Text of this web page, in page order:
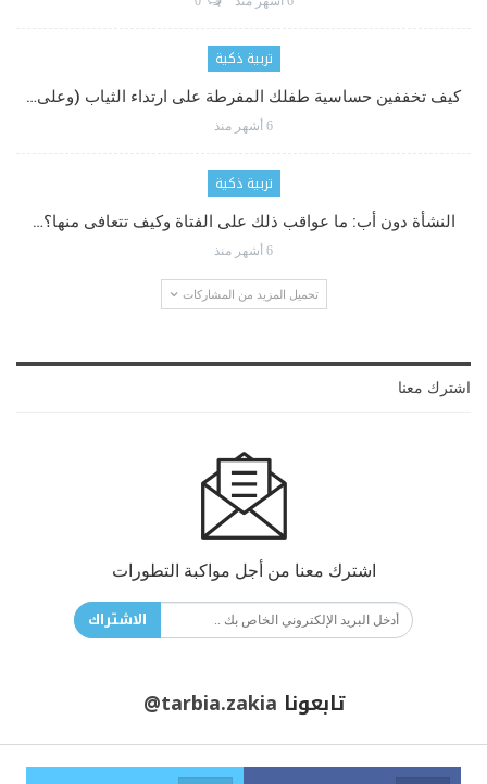
تربية ذكية
كيف تخففين حساسية طفلك المفرطة على ارتداء الثياب (وعلى…
6 أشهر منذ
تربية ذكية
النشأة دون أب: ما عواقب ذلك على الفتاة وكيف تتعافى منها؟…
6 أشهر منذ
تحميل المزيد من المشاركات
اشترك معنا
اشترك معنا من أجل مواكبة التطورات
الاشتراك
تابعونا @tarbia.zakia